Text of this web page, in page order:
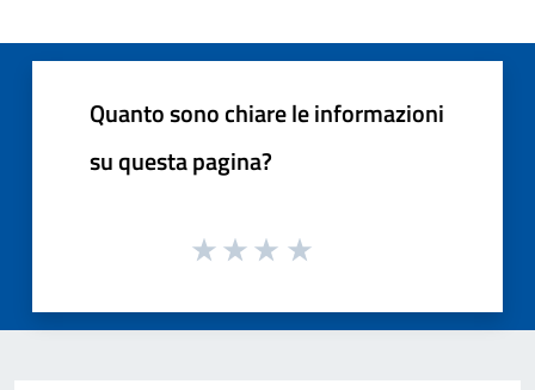
Quanto sono chiare le informazioni
su questa pagina?